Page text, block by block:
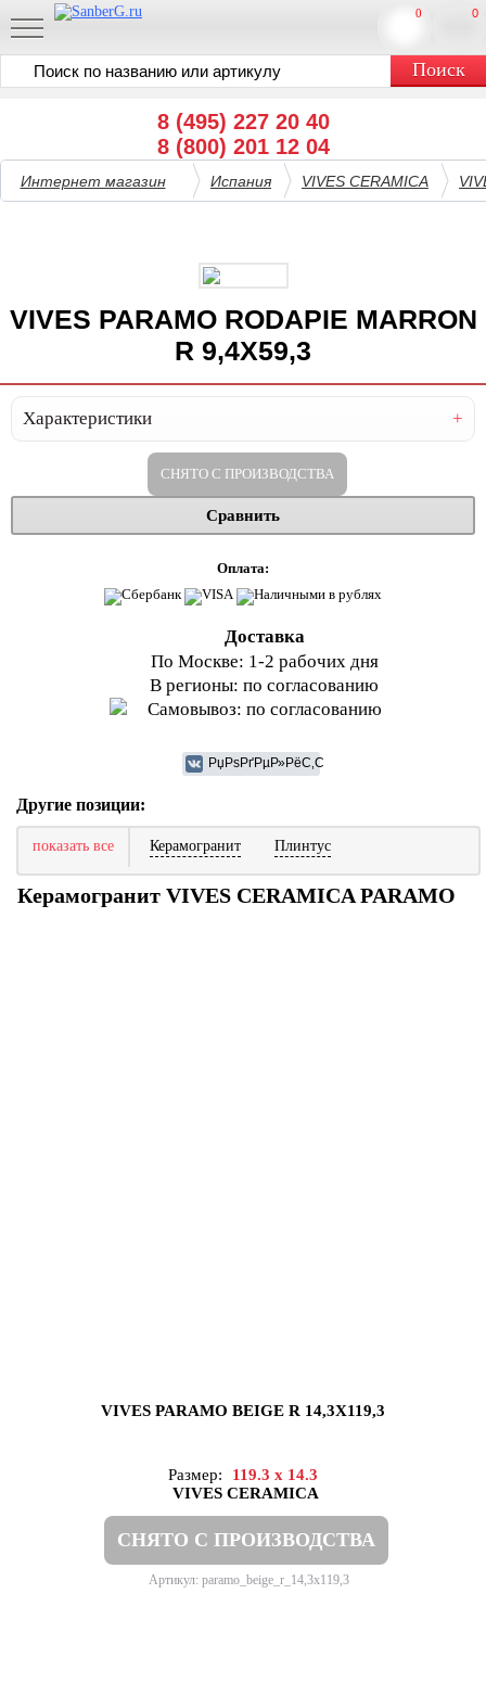
8 (495) 227 20 40
8 (800) 201 12 04
0
0
Интернет магазин Испания VIVES CERAMICA
VIVES PARAMO RODAPIE MARRON
R 9,4X59,3
Характеристики
СНЯТО С ПРОИЗВОДСТВА
Сравнить
Оплата:
Доставка
По Москве: 1-2 рабочих дня
В регионы: по согласованию
Самовывоз: по согласованию
Другие позиции:
показать все Керамогранит Плинтус
Керамогранит VIVES CERAMICA PARAMO
VIVES PARAMO BEIGE R 14,3X119,3
Размер:
119.3 x 14.3
VIVES CERAMICA
СНЯТО С ПРОИЗВОДСТВА
Артикул: paramo_beige_r_14,3x119,3